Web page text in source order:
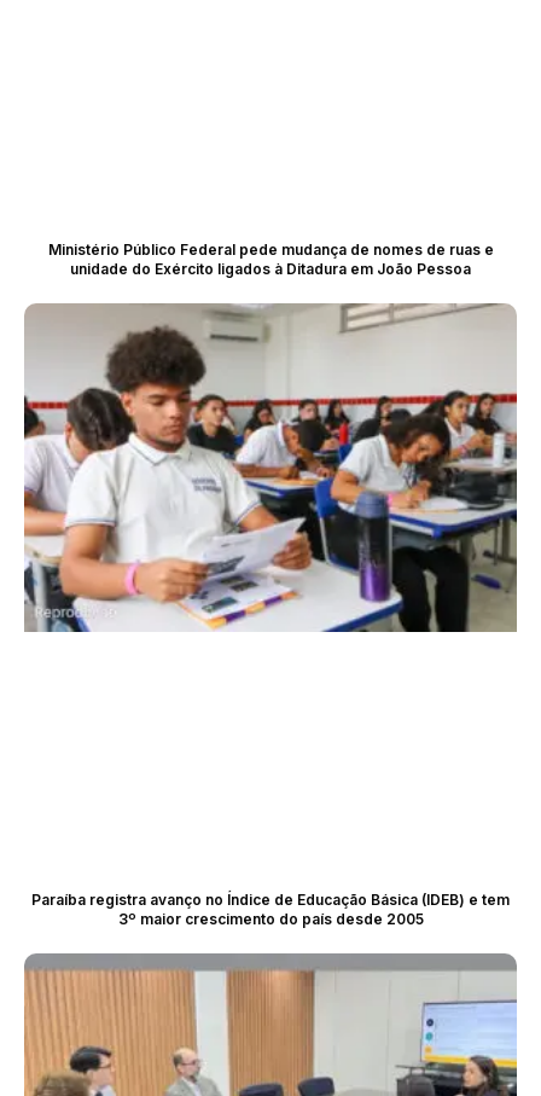
Ministério Público Federal pede mudança de nomes de ruas e
unidade do Exército ligados à Ditadura em João Pessoa
Paraíba registra avanço no Índice de Educação Básica (IDEB) e tem
3º maior crescimento do país desde 2005